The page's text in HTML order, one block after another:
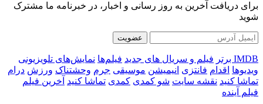
برای دریافت آخرین به روز رسانی و اخبار، در خبرنامه ما مشترک
شوید
عضویت
IMDB برتر فیلم و سریال های جدید فیلم‌ها نمایش‌های تلویزیونی
ویدیوها اقدام فانتزی انیمیشن موسیقی جرم وحشتناک ورزش درام
تماشا کنید نقشه سایت شو کمدی کمدی تماشا کنید آخرین فیلم
فیلم آینده